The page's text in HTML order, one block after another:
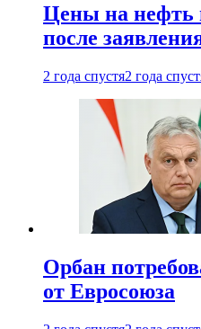
Цены на нефть
после
2 года спустя2 года
Орбан
от Евросоюза